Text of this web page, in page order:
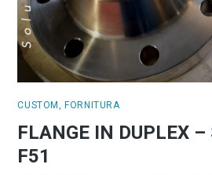
CUSTOM , FORNITURA
FLANGE IN DUPLEX
F51